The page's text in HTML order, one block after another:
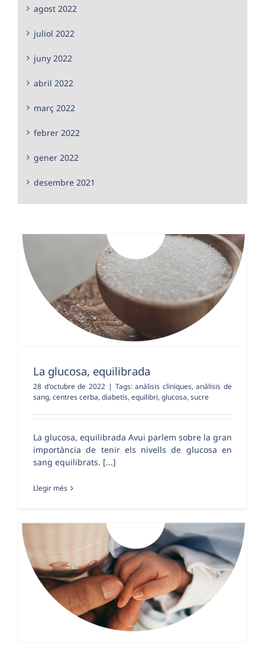
La glucosa, equilibrada
28 d'octubre de 2022 | Tags:anàlisis clíniques,anàlisis de
sang, centres cerba, diabetis, equilibri, glucosa, sucre
La glucosa, equilibrada Avui parlem sobre la gran
importància de tenir els nivells de glucosa en
sang equilibrats. [...]
Llegir més
agost 2022
juliol 2022
juny 2022
abril 2022
març 2022
febrer 2022
gener 2022
desembre 2021